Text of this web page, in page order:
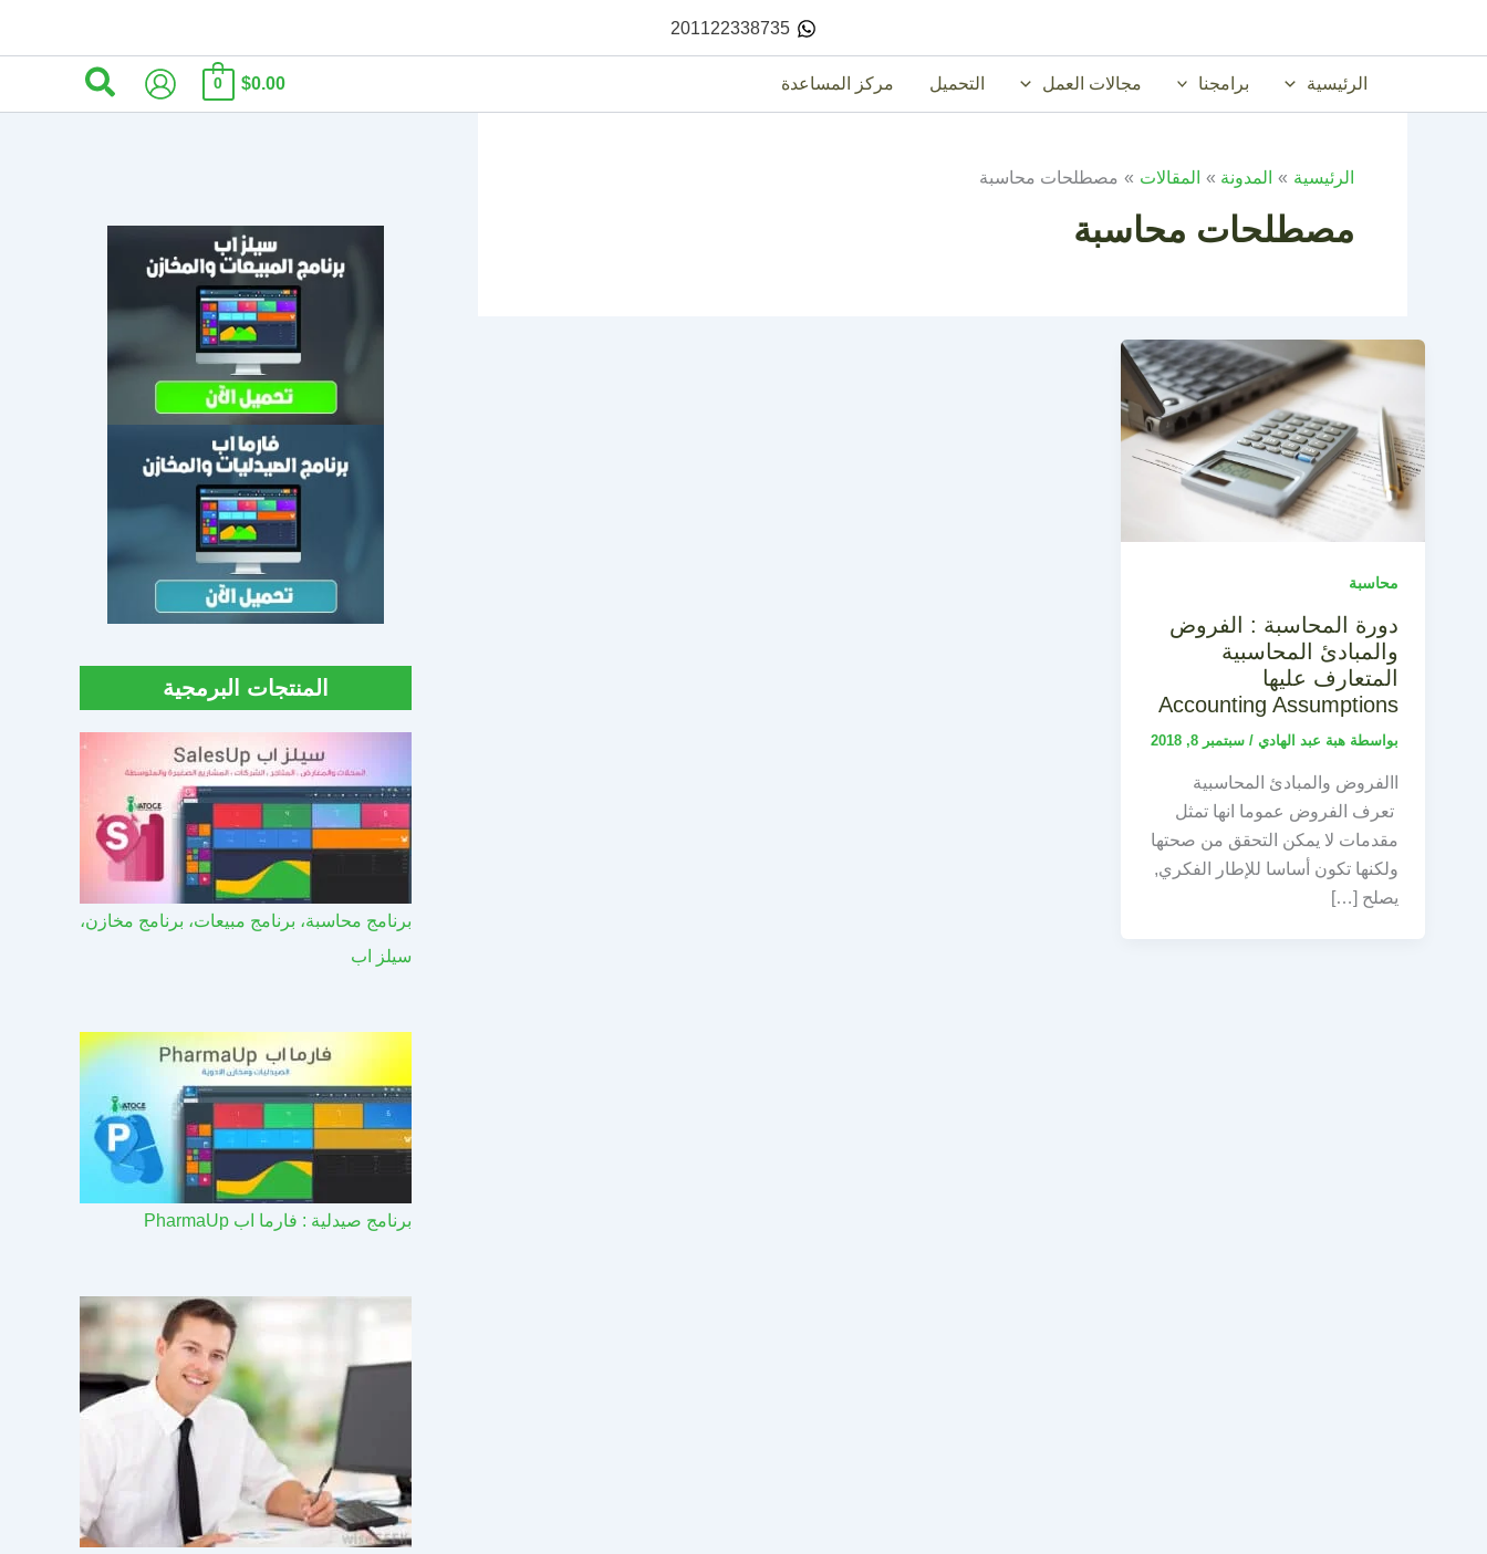
201122338735
الرئيسية برامجنا مجالات العمل التحميل مركز المساعدة $0.00
0 البحث
الرئيسية المدونة المقالات مصطلحات محاسبة
مصطلحات محاسبة
محاسبة
دورة المحاسبة : الفروض
والمبادئ المحاسبية
المتعارف عليها
Accounting Assumptions
بواسطة هبة عبد الهادي / سبتمبر 8, 2018
االفروض والمبادئ المحاسبية
تعرف الفروض عموما انها تمثل
مقدمات لا يمكن التحقق من صحتها
ولكنها تكون أساسا للإطار الفكري,
يصلح […]
المنتجات البرمجية
برنامج محاسبة، برنامج مبيعات، برنامج مخازن،
سيلز اب
برنامج صيدلية : فارما اب PharmaUp​